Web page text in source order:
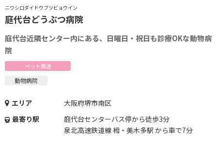
ニワシロダイドウブツビョウイン
庭代台どうぶつ病院
庭代台近隣センター内にある、日曜日・祝日も診療OKな動物病
院
ペット関連
動物病院
エリア
大阪府堺市南区
最寄り駅
庭代台センターバス停から徒歩3分
泉北高速鉄道線 栂・美木多駅 から車で7分